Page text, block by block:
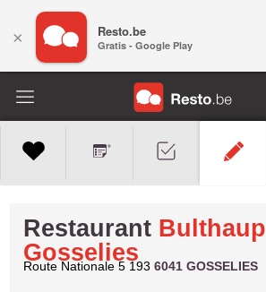
Restaurant Bulthaup
Gosselies
Route Nationale 5 1936041 GOSSELIES
× Resto.be
Gratis - Google Play